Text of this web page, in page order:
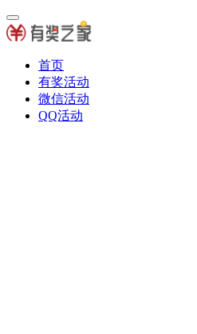
首页
有奖活动
微信活动
QQ活动